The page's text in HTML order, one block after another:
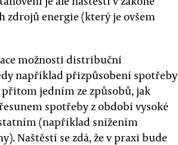
zdrojů energie (který je ovšem
možnosti distribuční
například přizpůsobení spotřeby
jedním ze způsobů, jak
spotřeby z období vysoké
(například snížením
Naštěstí se zdá, že v praxi bude